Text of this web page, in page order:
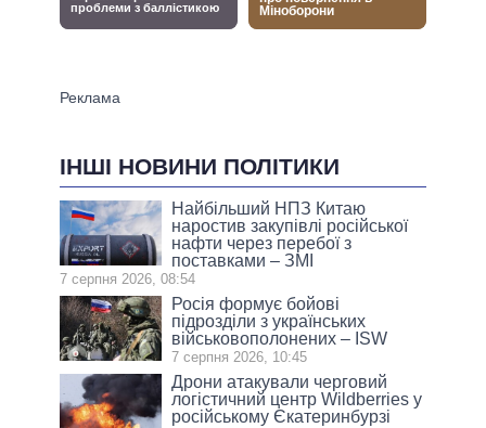
ІНШІ НОВИНИ ПОЛІТИКИ
Найбільший НПЗ Китаю
наростив закупівлі російської
нафти через перебої з
поставками – ЗМІ
7 серпня 2026, 08:54
Росія формує бойові
підрозділи з українських
військовополонених – ISW
7 серпня 2026, 10:45
Дрони атакували черговий
логістичний центр Wildberries у
російському Єкатеринбурзі